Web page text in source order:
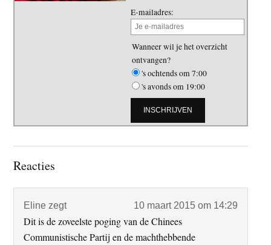
E-mailadres:
Wanneer wil je het overzicht
ontvangen?
's ochtends om 7:00
's avonds om 19:00
Lees
Reacties
Eline zegt 10 maart 2015 om 14:29
Dit is de zoveelste poging van de Chinees
Communistische Partij en de machthebbende